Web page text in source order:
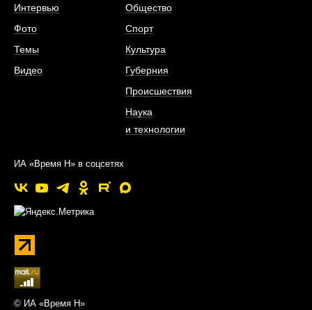
Интервью
Фото
Темы
Видео
Общество
Спорт
Культура
Губерния
Происшествия
Наука
и технологии
ИА «Время Н» в соцсетях
© ИА «Время Н»